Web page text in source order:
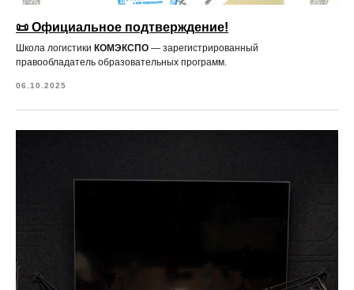
📜 Официальное подтверждение!
Школа логистики КОМЭКСПО — зарегистрированный
правообладатель образовательных программ.
06.10.2025